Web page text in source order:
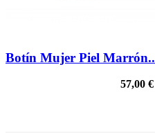
Botín Mujer Piel
57,00 €